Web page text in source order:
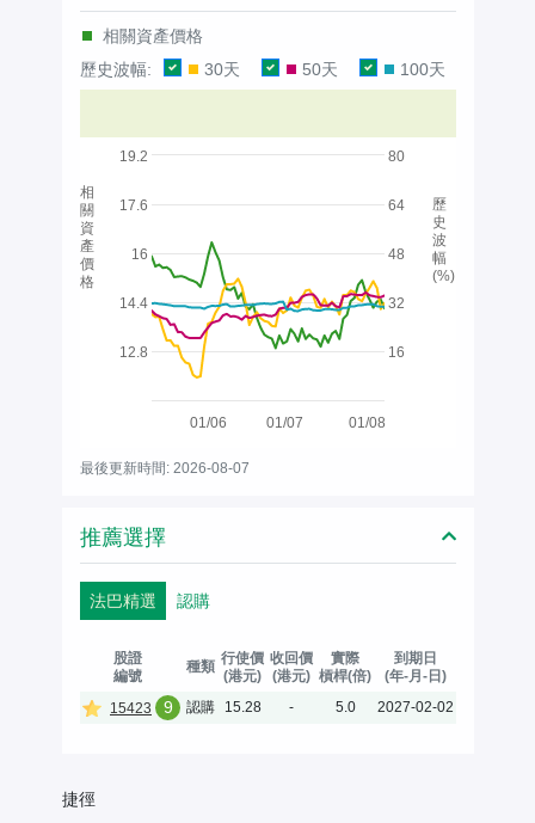
相關資產價格
歷史波幅:
30天 50天 100天
01/06 01/07 01/08
12.8
14.4
16
17.6
19.2
16
32
48
64
80
相
關
資
產
價
格
歷
史
波
幅
(%)
最後更新時間: 2026-08-07
推薦選擇
法巴精選 認購
股證
編號
種類 行使價
(港元)
收回價
(港元)
實際
槓桿(倍)
到期日
(年-月-日)
15423
9 認購 15.28 - 5.0 2027-02-02
捷徑